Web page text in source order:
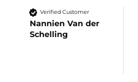
Verified Customer
Nannien Van der
Schelling